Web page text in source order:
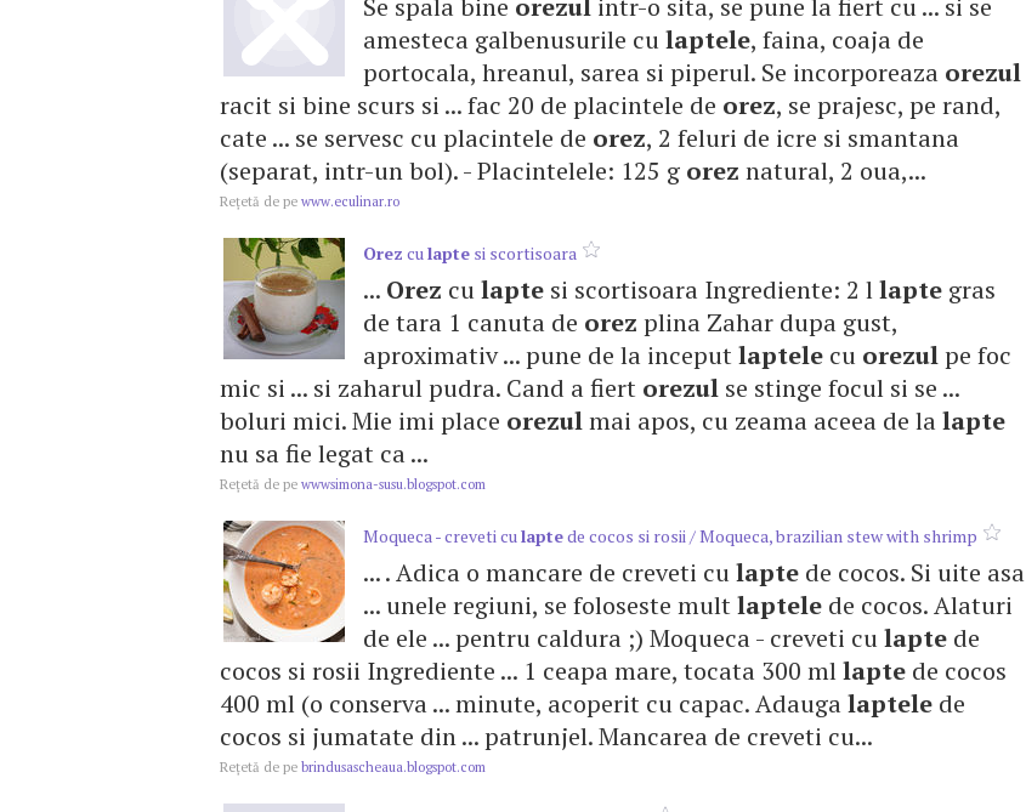
Se spala bine orezul intr-o sita, se pune la fiert cu ... si se
amesteca galbenusurile culaptele, faina, coaja de
portocala, hreanul, sarea si piperul. Se incorporeaza orezul
racit si bine scurs si ... fac 20 de placintele de orez, se prajesc, pe rand,
cate ... se servesc cu placintele de orez, 2 feluri de icre si smantana
(separat, intr-un bol). - Placintelele: 125 g orez natural, 2 oua,...
Reţetă de pe www.eculinar.ro
Orez culapte si scortisoara
... Orez culapte si scortisoara Ingrediente: 2 llapte gras
de tara 1 canuta de orez plina Zahar dupa gust,
aproximativ ... pune de la inceputlaptele cu orezulpe foc
mic si ... si zaharul pudra. Cand a fiert orezul se stinge focul si se ...
boluri mici. Mie imi place orezulmai apos, cu zeama aceea de lalapte
nu sa fie legat ca ...
Reţetă de pe wwwsimona-susu.blogspot.com
Moqueca - creveti culaptede cocos si rosii / Moqueca, brazilian stew with shrimp
... . Adica o mancare de creveti culapte de cocos. Si uite asa
... unele regiuni, se foloseste multlaptele de cocos. Alaturi
de ele ... pentru caldura ;) Moqueca - creveti culapte de
cocos si rosii Ingrediente ... 1 ceapa mare, tocata 300 mllapte de cocos
400 ml (o conserva ... minute, acoperit cu capac. Adaugalaptele de
cocos si jumatate din ... patrunjel. Mancarea de creveti cu...
Reţetă de pe brindusascheaua.blogspot.com